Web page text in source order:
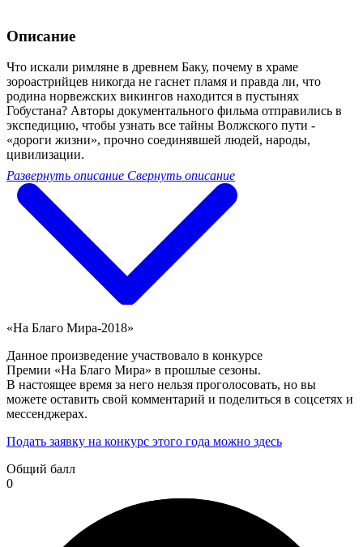
Описание
Что искали римляне в древнем Баку, почему в храме
зороастрийцев никогда не гаснет пламя и правда ли, что
родина норвежских викингов находится в пустынях
Гобустана? Авторы документального фильма отправились в
экспедицию, чтобы узнать все тайны Волжского пути -
«дороги жизни», прочно соединявшей людей, народы,
цивилизации.
Развернуть описание Свернуть описание
«На Благо Мира-2018»
Данное произведение участвовало в конкурсе
Премии «На Благо Мира» в прошлые сезоны.
В настоящее время за него нельзя проголосовать, но вы
можете оставить свой комментарий и поделиться в соцсетях и
мессенджерах.
Подать заявку на конкурс этого года можно здесь
Общий балл
0